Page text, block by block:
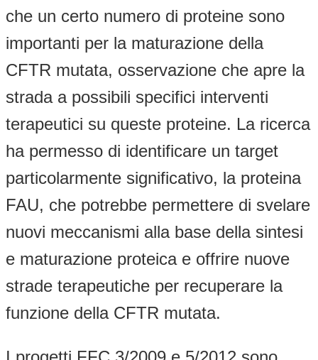
che un certo numero di proteine sono
importanti per la maturazione della
CFTR mutata, osservazione che apre la
strada a possibili specifici interventi
terapeutici su queste proteine. La ricerca
ha permesso di identificare un target
particolarmente significativo, la proteina
FAU, che potrebbe permettere di svelare
nuovi meccanismi alla base della sintesi
e maturazione proteica e offrire nuove
strade terapeutiche per recuperare la
funzione della CFTR mutata.